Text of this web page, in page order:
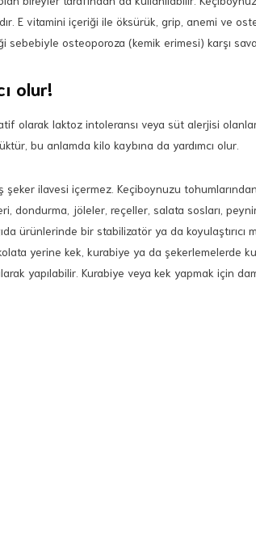
E vitamini içeriği ile öksürük, grip, anemi ve
osteoporoza (kemik erimesi) karşı
olur!
olarak laktoz intoleransı veya süt alerjisi
bu anlamda kilo kaybına da yardımcı olur.
ilavesi içermez. Keçiboynuzu
dondurma, jöleler, reçeller, salata sosları,
ürünlerinde bir stabilizatör ya da koyulaştırıcı
yerine kek, kurabiye ya da şekerlemelerde
yapılabilir. Kurabiye veya kek yapmak için